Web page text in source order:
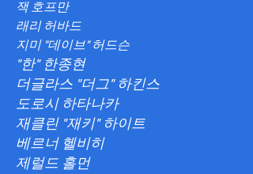
잭 호프만
래리 허바드
지미 "데이브" 허드슨
"한" 한종현
더글라스 "더그" 하킨스
도로시 하타나카
재클린 "재키" 하이트
베르너 헬비히
제럴드 홀먼